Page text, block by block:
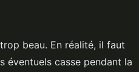
beau. En réalité, il faut
éventuels casse pendant la